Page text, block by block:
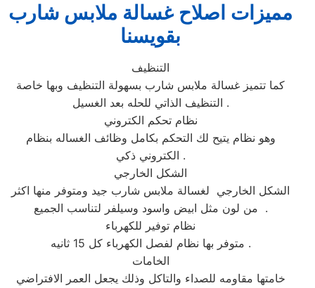
مميزات اصلاح غسالة ملابس شارب
بقويسنا
التنظيف
كما تتميز غسالة ملابس شارب بسهولة التنظيف وبها خاصة
التنظيف الذاتي للحله بعد الغسيل .
نظام تحكم الكتروني
وهو نظام يتيح لك التحكم بكامل وظائف الغساله بنظام
الكتروني ذكي .
الشكل الخارجي
الشكل الخارجي لغسالة ملابس شارب جيد ومتوفر منها اكثر
من لون مثل ابيض واسود وسيلفر لتناسب الجميع .
نظام توفير للكهرباء
متوفر بها نظام لفصل الكهرباء كل 15 ثانيه .
الخامات
خامتها مقاومه للصداء والتاكل وذلك يجعل العمر الافتراضي